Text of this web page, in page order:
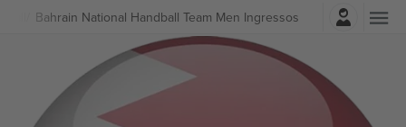
Bahrain National Handball Team Men Ingressos
Entrar